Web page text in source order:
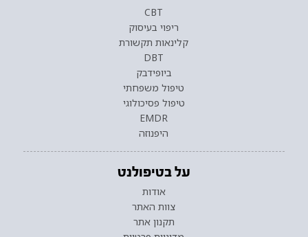
CBT
ריפוי בעיסוק
קלינאות תקשורת
DBT
ביופידבק
טיפול משפחתי
טיפול פסיכולוגי
EMDR
היפנוזה
על בטיפולנט
אודות
צוות האתר
תקנון אתר